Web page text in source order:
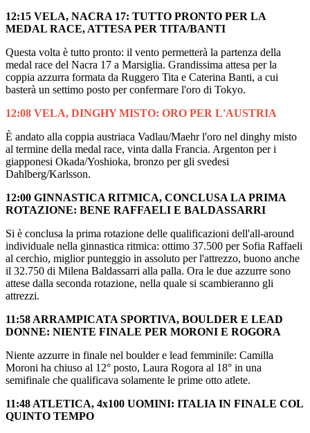
12:15 VELA, NACRA 17: TUTTO PRONTO PER LA
MEDAL RACE, ATTESA PER TITA/BANTI
Questa volta è tutto pronto: il vento permetterà la partenza della
medal race del Nacra 17 a Marsiglia. Grandissima attesa per la
coppia azzurra formata da Ruggero Tita e Caterina Banti, a cui
basterà un settimo posto per confermare l'oro di Tokyo.
12:08 VELA, DINGHY MISTO: ORO PER L'AUSTRIA
È andato alla coppia austriaca Vadlau/Maehr l'oro nel dinghy misto
al termine della medal race, vinta dalla Francia. Argenton per i
giapponesi Okada/Yoshioka, bronzo per gli svedesi
Dahlberg/Karlsson.
12:00 GINNASTICA RITMICA, CONCLUSA LA PRIMA
ROTAZIONE: BENE RAFFAELI E BALDASSARRI
Si è conclusa la prima rotazione delle qualificazioni dell'all-around
individuale nella ginnastica ritmica: ottimo 37.500 per Sofia Raffaeli
al cerchio, miglior punteggio in assoluto per l'attrezzo, buono anche
il 32.750 di Milena Baldassarri alla palla. Ora le due azzurre sono
attese dalla seconda rotazione, nella quale si scambieranno gli
attrezzi.
11:58 ARRAMPICATA SPORTIVA, BOULDER E LEAD
DONNE: NIENTE FINALE PER MORONI E ROGORA
Niente azzurre in finale nel boulder e lead femminile: Camilla
Moroni ha chiuso al 12° posto, Laura Rogora al 18° in una
semifinale che qualificava solamente le prime otto atlete.
11:48 ATLETICA, 4x100 UOMINI: ITALIA IN FINALE COL
QUINTO TEMPO